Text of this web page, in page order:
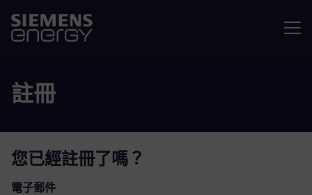
註冊
您已經註冊了嗎？
登入：使用者和密碼
電子郵件